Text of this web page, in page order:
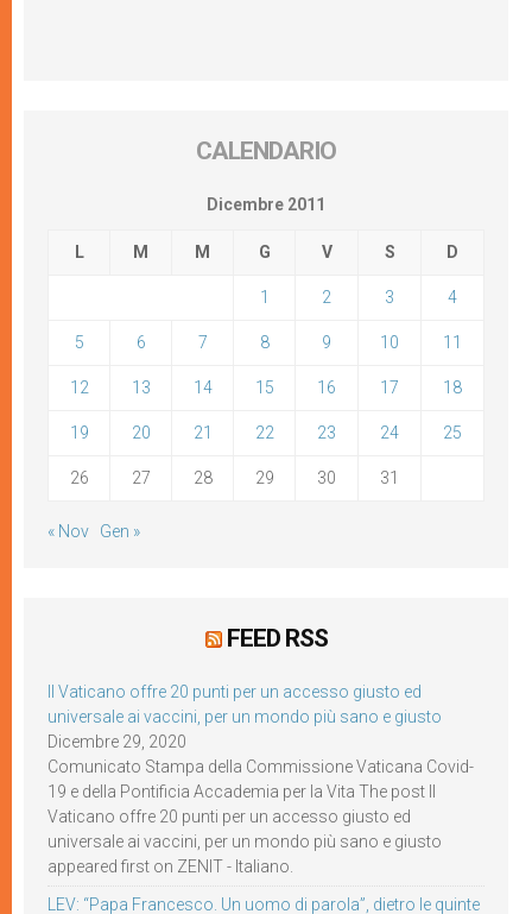
CALENDARIO
Dicembre 2011
L M M G V S D
1 2 3 4
5 6 7 8 9 10 11
12 13 14 15 16 17 18
19 20 21 22 23 24 25
26 27 28 29 30 31
« Nov Gen »
FEED RSS
Il Vaticano offre 20 punti per un accesso giusto ed
universale ai vaccini, per un mondo più sano e giusto
Dicembre 29, 2020
Comunicato Stampa della Commissione Vaticana Covid-
19 e della Pontificia Accademia per la Vita The post Il
Vaticano offre 20 punti per un accesso giusto ed
universale ai vaccini, per un mondo più sano e giusto
appeared first on ZENIT - Italiano.
LEV: “Papa Francesco. Un uomo di parola”, dietro le quinte